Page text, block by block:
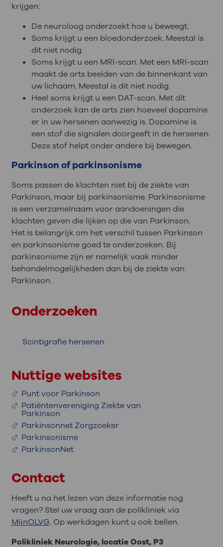
krijgen:
De neuroloog onderzoekt hoe u beweegt.
Soms krijgt u een bloedonderzoek. Meestal is
dit niet nodig.
Soms krijgt u een MRI-scan. Met een MRI-scan
maakt de arts beelden van de binnenkant van
uw lichaam. Meestal is dit niet nodig.
Heel soms krijgt u een DAT-scan. Met dit
onderzoek kan de arts zien hoeveel dopamine
er in uw hersenen aanwezig is. Dopamine is
een stof die signalen doorgeeft in de hersenen.
Deze stof helpt onder andere bij bewegen.
Parkinson of parkinsonisme
Soms passen de klachten niet bij de ziekte van
Parkinson, maar bij parkinsonisme. Parkinsonisme
is een verzamelnaam voor aandoeningen die
klachten geven die lijken op die van Parkinson.
Het is belangrijk om het verschil tussen Parkinson
en parkinsonisme goed te onderzoeken. Bij
parkinsonisme zijn er namelijk vaak minder
behandelmogelijkheden dan bij de ziekte van
Parkinson.
Onderzoeken
Scintigrafie hersenen
Nuttige websites
Punt voor Parkinson
Patiëntenvereniging Ziekte van
Parkinson
Parkinsonnet Zorgzoeker
Parkinsonisme
ParkinsonNet
Contact
Heeft u na het lezen van deze informatie nog
vragen? Stel uw vraag aan de polikliniek via
MijnOLVG. Op werkdagen kunt u ook bellen.
Polikliniek Neurologie, locatie Oost, P3